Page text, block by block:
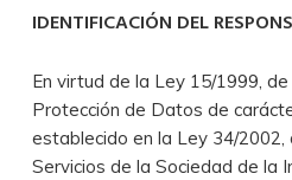
IDENTIFICACIÓN DEL
En virtud de la Ley 15/1999,
Protección de Datos de
establecido en la Ley 34/2002,
Servicios de la Sociedad de la